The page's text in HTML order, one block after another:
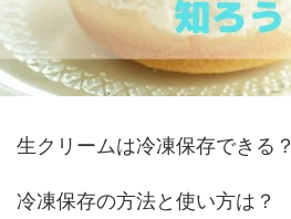
生クリームは冷凍保存できる？
冷凍保存の方法と使い方は？